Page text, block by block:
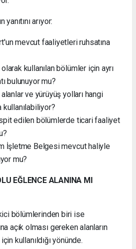
arıyor:
mevcut faaliyetleri ruhsatına
kullanılan bölümler için ayrı
bulunuyor mu?
ve yürüyüş yolları hangi
kullanılabiliyor?
edilen bölümlerde ticari faaliyet
İşletme Belgesi mevcut haliyle
mu?
EĞLENCE ALANINA MI
bölümlerinden biri ise
açık olması gereken alanların
kullanıldığı yönünde.